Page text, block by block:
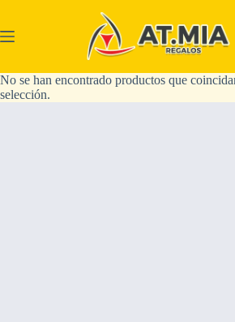
No se han encontrado productos que
selección.